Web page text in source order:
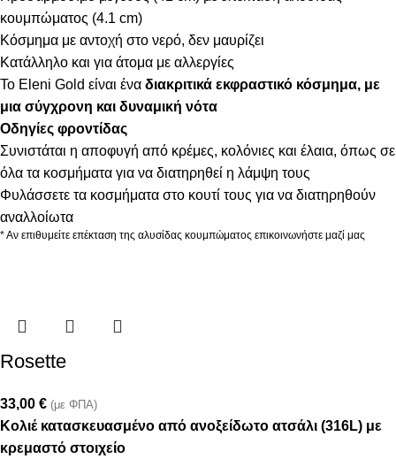
κουμπώματος (4.1 cm)
Κόσμημα με αντοχή στο νερό, δεν μαυρίζει
Κατάλληλο και για άτομα με αλλεργίες
Το Eleni Gold είναι ένα διακριτικά εκφραστικό κόσμημα, με
μια σύγχρονη και δυναμική νότα
Οδηγίες φροντίδας
Συνιστάται η αποφυγή από κρέμες, κολόνιες και έλαια, όπως σε
όλα τα κοσμήματα για να διατηρηθεί η λάμψη τους
Φυλάσσετε τα κοσμήματα στο κουτί τους για να διατηρηθούν
αναλλοίωτα
* Αν επιθυμείτε επέκταση της αλυσίδας κουμπώματος επικοινωνήστε μαζί μας
Rosette
33,00 € (με ΦΠΑ)
Kολιέ κατασκευασμένο από ανοξείδωτο ατσάλι (316L) με
κρεμαστό στοιχείο